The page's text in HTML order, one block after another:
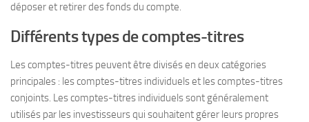
déposer et retirer des fonds du compte.
Différents types de comptes-titres
Les comptes-titres peuvent être divisés en deux catégories
principales : les comptes-titres individuels et les comptes-titres
conjoints. Les comptes-titres individuels sont généralement
utilisés par les investisseurs qui souhaitent gérer leurs propres